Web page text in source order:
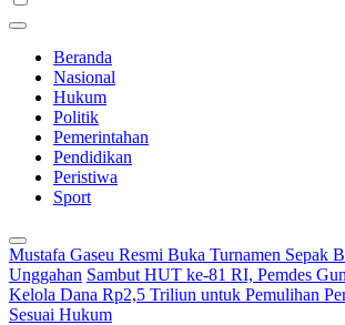
Beranda
Nasional
Hukum
Politik
Pemerintahan
Pendidikan
Peristiwa
Sport
Mustafa Gaseu Resmi Buka Turnamen Sepak
Unggahan Sambut HUT ke-81 RI, Pemdes
Kelola Dana Rp2,5 Triliun untuk Pemulihan
Sesuai Hukum